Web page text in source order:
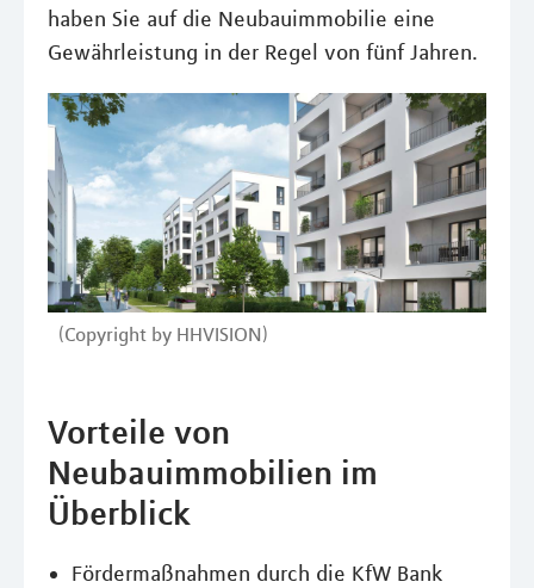
haben Sie auf die Neubauimmobilie eine
Gewährleistung in der Regel von fünf Jahren.
(Copyright by HHVISION)
Vorteile von
Neubauimmobilien im
Überblick
Fördermaßnahmen durch die KfW Bank